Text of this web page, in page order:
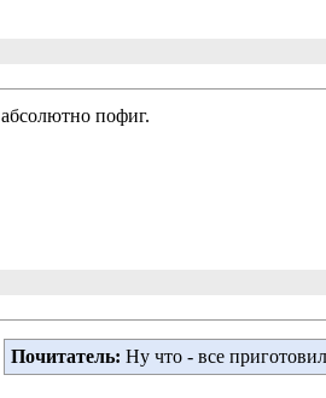
абсолютно пофиг.
Почитатель: Ну что - все